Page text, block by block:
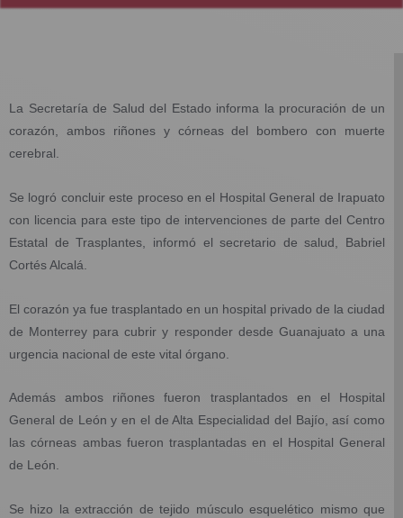
La Secretaría de Salud del Estado informa la procuración de un
corazón, ambos riñones y córneas del bombero con muerte
cerebral.
Se logró concluir este proceso en el Hospital General de Irapuato
con licencia para este tipo de intervenciones de parte del Centro
Estatal de Trasplantes, informó el secretario de salud, Babriel
Cortés Alcalá.
El corazón ya fue trasplantado en un hospital privado de la ciudad
de Monterrey para cubrir y responder desde Guanajuato a una
urgencia nacional de este vital órgano.
Además ambos riñones fueron trasplantados en el Hospital
General de León y en el de Alta Especialidad del Bajío, así como
las córneas ambas fueron trasplantadas en el Hospital General
de León.
Se hizo la extracción de tejido músculo esquelético mismo que